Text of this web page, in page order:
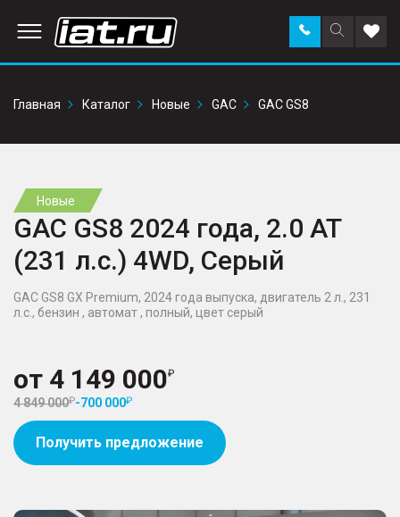
Поиск
по
Заказать
звонок в
Главная
Каталог Новые GAC GAC GS8
Новые
GAC GS8 2024 года, 2.0 AT
(231 л.с.) 4WD, Серый
GAC GS8 GX Premium, 2024 года выпуска, двигатель 2 л., 231
л.с., бензин , автомат , полный, цвет серый
от 4 149 000
4 849 000 -700 000
Получить предложение